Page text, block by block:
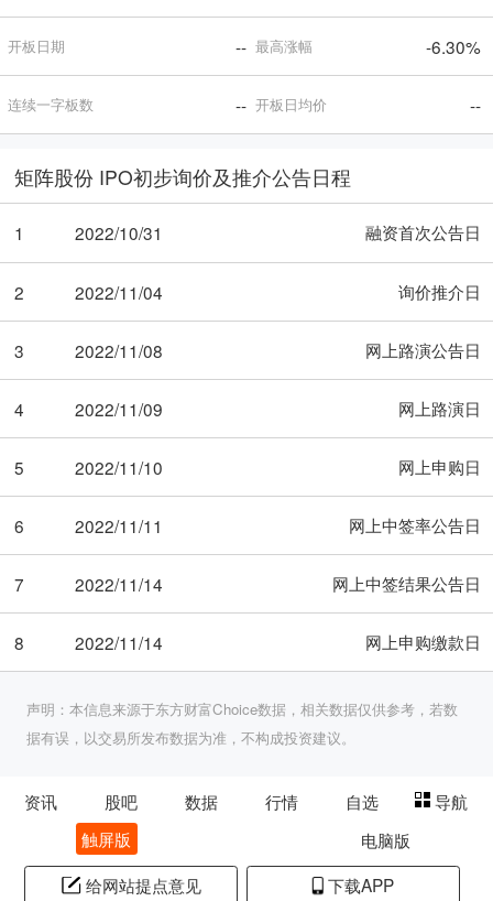
开板日期 -- 最高涨幅 -6.30%
连续一字板数 -- 开板日均价 --
矩阵股份 IPO初步询价及推介公告日程
1 2022/10/31 融资首次公告日
2 2022/11/04 询价推介日
3 2022/11/08 网上路演公告日
4 2022/11/09 网上路演日
5 2022/11/10 网上申购日
6 2022/11/11 网上中签率公告日
7 2022/11/14 网上中签结果公告日
8 2022/11/14 网上申购缴款日
声明：本信息来源于东方财富Choice数据，相关数据仅供参考，若数
据有误，以交易所发布数据为准，不构成投资建议。
资讯 股吧 数据 行情 自选
导航
触屏版
电脑版
给网站提点意见
下载APP